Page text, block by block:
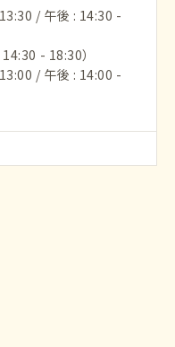
/ 午後 : 14:30 -
- 18:30）
/ 午後 : 14:00 -